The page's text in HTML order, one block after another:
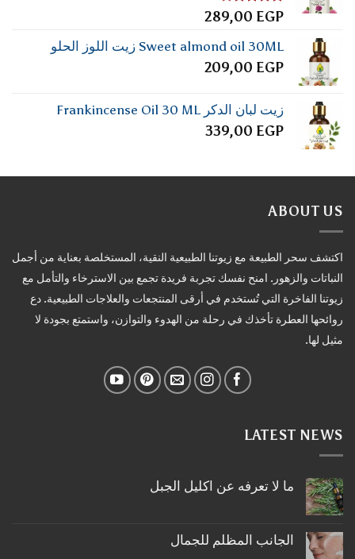
تم
4.00من
5
289,00 EGP
Sweet almond oil 30ML زيت اللوز الحلو
209,00 EGP
زيت لبان الدكر Frankincense Oil 30 ML
339,00 EGP
ABOUT US
اكتشف سحر الطبيعة مع زيوتنا الطبيعية النقية، المستخلصة بعناية من أجمل
النباتات والزهور. امنح نفسك تجربة فريدة تجمع بين الاسترخاء والتأمل مع
زيوتنا الفاخرة التي تُستخدم في أرقى المنتجعات والعلاجات الطبيعية. دع
روائحها العطرة تأخذك في رحلة من الهدوء والتوازن، واستمتع بجودة لا
مثيل لها.
LATEST NEWS
ما لا تعرفه عن اكليل الجبل
على
ما
الجانب المظلم للجمال